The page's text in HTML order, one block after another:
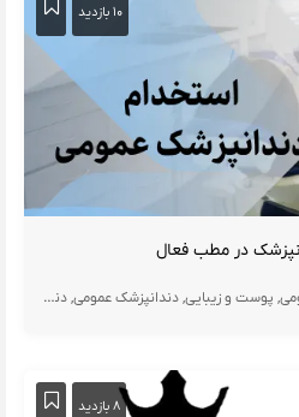
۱۰ بازدید
در مطب فعال
پوست و زیبایی دندانپزشک عمومی دندانپزشک
۸ بازدید